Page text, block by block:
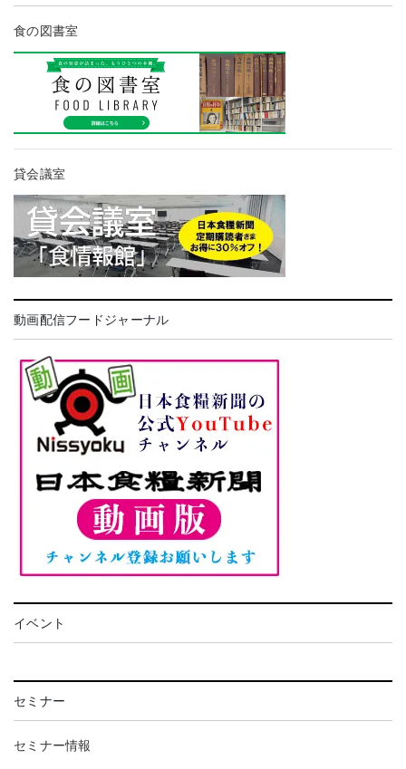
食の図書室
貸会議室
動画配信フードジャーナル
イベント
セミナー
セミナー情報